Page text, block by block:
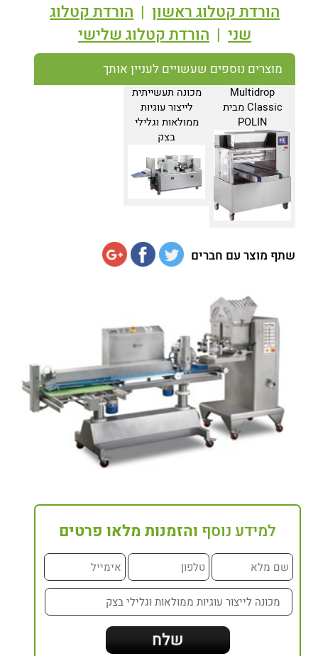
הורדת קטלוג ראשון| הורדת קטלוג
שני| הורדת קטלוג שלישי
מוצרים נוספים שעשויים לעניין אותך
Multidrop
Classic מבית
POLIN
מכונה תעשייתית
לייצור עוגיות
ממולאות וגלילי
בצק
שתף מוצר עם חברים
למידע נוסף והזמנות מלאו פרטים